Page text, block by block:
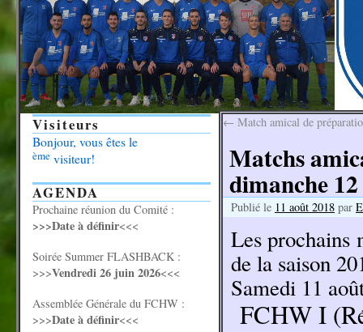
← Match amical de
Matchs
dimanche
Publié le 11 août 2018 par
Les prochains
de la saison
Samedi 11
FCHW I
Visiteurs
Bonjour, vous êtes le
ème visiteur!
AGENDA
Prochaine réunion du Comité :
>>>Date à définir<<<
Soirée Summer FLASHBACK :
>>>Vendredi 26 juin 2026<<<
Assemblée Générale du FCHW :
>>>Date à définir<<<